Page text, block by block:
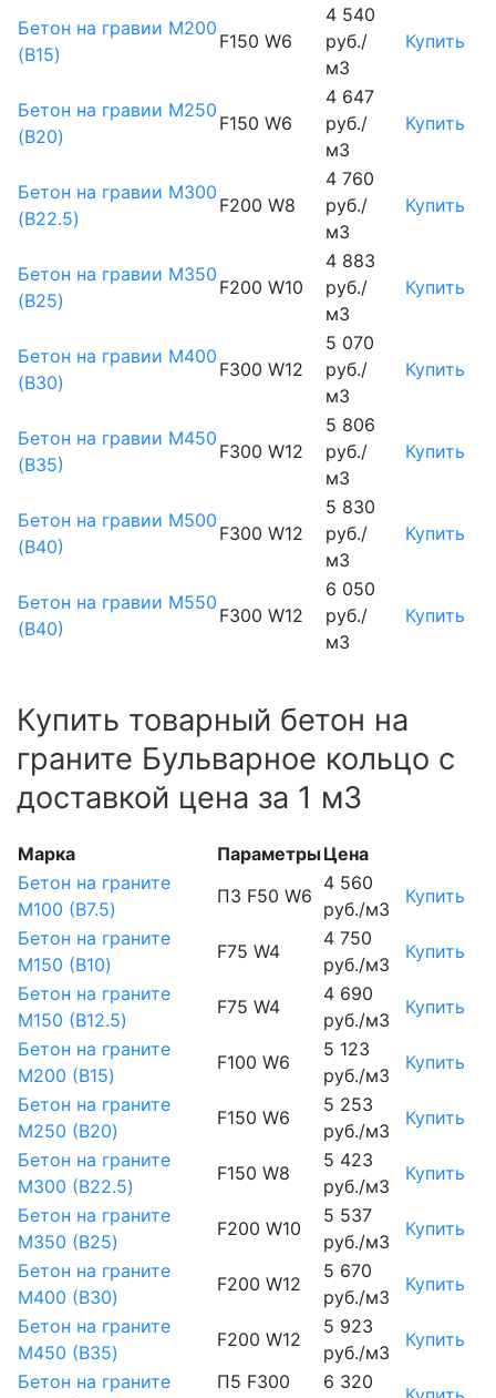
Бетон на гравии М200
(B15)
F150 W6
4 540
руб./
м3
Купить
Бетон на гравии М250
(B20)
F150 W6
4 647
руб./
м3
Купить
Бетон на гравии М300
(B22.5)
F200 W8
4 760
руб./
м3
Купить
Бетон на гравии М350
(B25)
F200 W10
4 883
руб./
м3
Купить
Бетон на гравии М400
(B30)
F300 W12
5 070
руб./
м3
Купить
Бетон на гравии М450
(В35)
F300 W12
5 806
руб./
м3
Купить
Бетон на гравии М500
(В40)
F300 W12
5 830
руб./
м3
Купить
Бетон на гравии М550
(В40)
F300 W12
6 050
руб./
м3
Купить
Купить товарный бетон на
граните Бульварное кольцо с
доставкой цена за 1 м3
Марка ПараметрыЦена
Бетон на граните
М100 (B7.5)
П3 F50 W6
4 560
руб./м3
Купить
Бетон на граните
М150 (B10)
F75 W4
4 750
руб./м3
Купить
Бетон на граните
М150 (B12.5)
F75 W4
4 690
руб./м3
Купить
Бетон на граните
М200 (B15)
F100 W6
5 123
руб./м3
Купить
Бетон на граните
М250 (B20)
F150 W6
5 253
руб./м3
Купить
Бетон на граните
М300 (B22.5)
F150 W8
5 423
руб./м3
Купить
Бетон на граните
М350 (B25)
F200 W10
5 537
руб./м3
Купить
Бетон на граните
М400 (B30)
F200 W12
5 670
руб./м3
Купить
Бетон на граните
М450 (B35)
F200 W12
5 923
руб./м3
Купить
Бетон на граните
П5 F300
6 320